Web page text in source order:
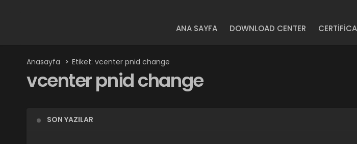
ANA SAYFA DOWNLOAD CENTER
Anasayfa Etiket: vcenter pnid change
vcenter pnid change
SON YAZILAR